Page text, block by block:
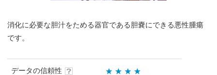
消化に必要な胆汁をためる器官である胆嚢にできる悪性腫瘍
です。
データの信頼性